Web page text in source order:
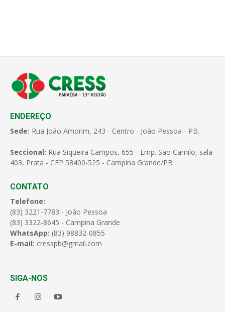
ENDEREÇO
Sede: Rua João Amorim, 243 - Centro - João Pessoa - PB.
Seccional: Rua Siqueira Campos, 655 - Emp. São Camilo, sala
403, Prata - CEP 58400-525 - Campina Grande/PB
CONTATO
Telefone:
(83) 3221-7783 - João Pessoa
(83) 3322-8645 - Campina Grande
WhatsApp: (83) 98832-0855
E-mail: cresspb@gmail.com
SIGA-NOS